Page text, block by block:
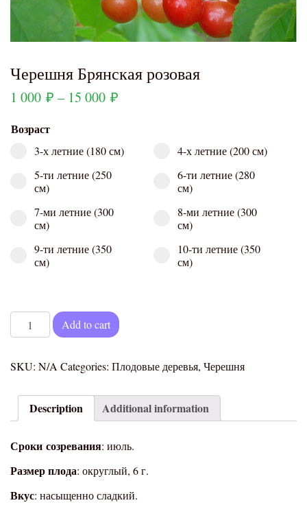
Черешня Брянская розовая
1 000 ₽ – 15 000 ₽
Возраст
3-х летние (180 см)
4-х летние (200 см)
5-ти летние (250
см)
6-ти летние (280
см)
7-ми летние (300
см)
8-ми летние (300
см)
9-ти летние (350
см)
10-ти летние (350
см)
Черешня Брянская розовая quantity
Add to cart
SKU: N/A Categories: Плодовые деревья, Черешня
Description Additional information
Сроки созревания: июль.
Размер плода: округлый, 6 г.
Вкус: насыщенно сладкий.